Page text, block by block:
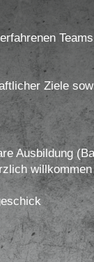
Teams
Ziele
Ausbildung
willkommen